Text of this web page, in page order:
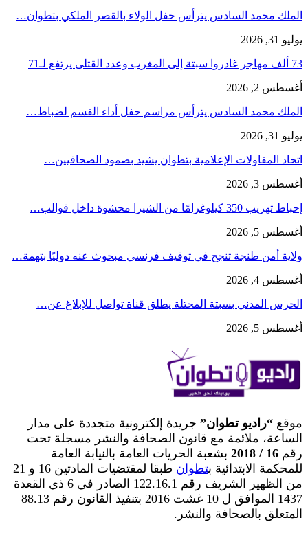
الملك محمد السادس يترأس حفل الولاء بالقصر الملكي بتطوان…
يوليو 31, 2026
73 ألف مهاجر غادروا سبتة إلى المغرب وعدد القتلى يرتفع لـ71
أغسطس 2, 2026
الملك محمد السادس يترأس مراسم حفل أداء القسم لضباط…
يوليو 31, 2026
اتحاد المقاولات الإعلامية بتطوان يشيد بصمود الصحافيين…
أغسطس 3, 2026
إحباط تهريب 350 كيلوغرامًا من الشيرا محشوة داخل قوالب…
أغسطس 5, 2026
ولاية أمن طنجة تنجح في توقيف فرنسي مبحوث عنه دوليًا بتهمة…
أغسطس 4, 2026
الحرس المدني بسبتة المحتلة يطلق قناة تواصل للإبلاغ عن…
أغسطس 5, 2026
موقع “راديو تطوان” جريدة إلكترونية متجددة على مدار
الساعة، ملائمة مع قانون الصحافة والنشر مسجلة تحت
رقم 16 / 2018
بشعبة الحريات العامة بالنيابة العامة
للمحكمة الابتدائية بتطوان
طبقا لمقتضيات المادتين 16 و 21
من الظهير الشريف رقم 122.16.1 الصادر في 6 ذي القعدة
1437 الموافق ل 10 غشت 2016 بتنفيذ القانون رقم 88.13
المتعلق بالصحافة والنشر.